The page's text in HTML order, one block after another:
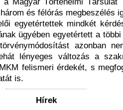
és félórás megbeszélés
egyetértettek mindkét
ügyében egyetértett a
azonban
lényeges változás a
felismeri érdekét, s
is.
Hírek